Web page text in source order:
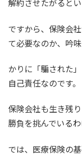
解約させたがるとい
ですから、保険会
て必要なのか、吟
かりに「騙された
自己責任なのです。
保険会社も生き残
勝負を挑んでいるわ
では、医療保険の基